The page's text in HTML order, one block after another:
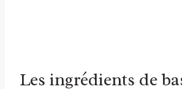
Les ingrédients de